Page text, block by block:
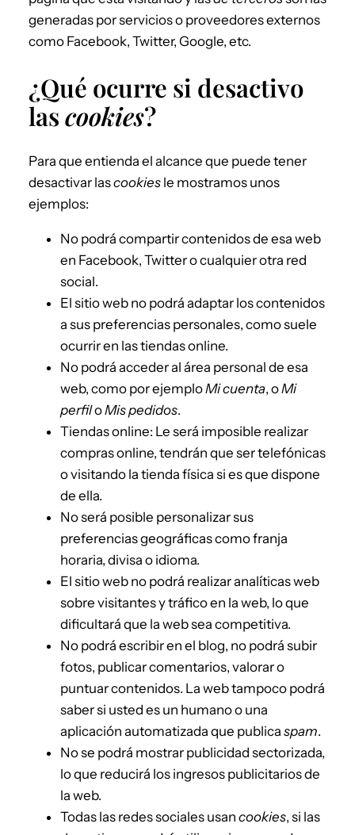
generadas por servicios o proveedores externos
como Facebook, Twitter, Google, etc.
¿Qué ocurre si desactivo
lascookies?
Para que entienda el alcance que puede tener
desactivar lascookies le mostramos unos
ejemplos:
No podrá compartir contenidos de esa web
en Facebook, Twitter o cualquier otra red
social.
El sitio web no podrá adaptar los contenidos
a sus preferencias personales, como suele
ocurrir en las tiendas online.
No podrá acceder al área personal de esa
web, como por ejemploMi cuenta, oMi
perfiloMis pedidos.
Tiendas online: Le será imposible realizar
compras online, tendrán que ser telefónicas
o visitando la tienda física si es que dispone
de ella.
No será posible personalizar sus
preferencias geográficas como franja
horaria, divisa o idioma.
El sitio web no podrá realizar analíticas web
sobre visitantes y tráfico en la web, lo que
dificultará que la web sea competitiva.
No podrá escribir en el blog, no podrá subir
fotos, publicar comentarios, valorar o
puntuar contenidos. La web tampoco podrá
saber si usted es un humano o una
aplicación automatizada que publica spam.
No se podrá mostrar publicidad sectorizada,
lo que reducirá los ingresos publicitarios de
la web.
Todas las redes sociales usan cookies, si las